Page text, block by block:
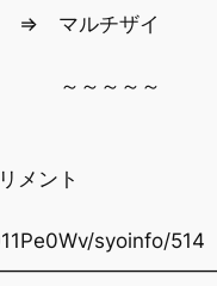
⇒ マルチザイ
～
メント
syoinfo/514